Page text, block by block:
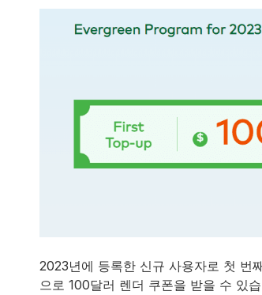
2023년에 등록한 신규 사용자로 첫 번
으로 100달러 렌더 쿠폰을 받을 수 있